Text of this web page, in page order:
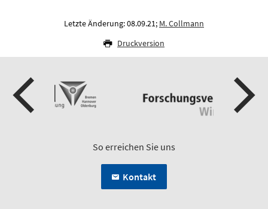
Letzte Änderung: 08.09.21; M. Collmann
Druckversion
So erreichen Sie uns
Kontakt